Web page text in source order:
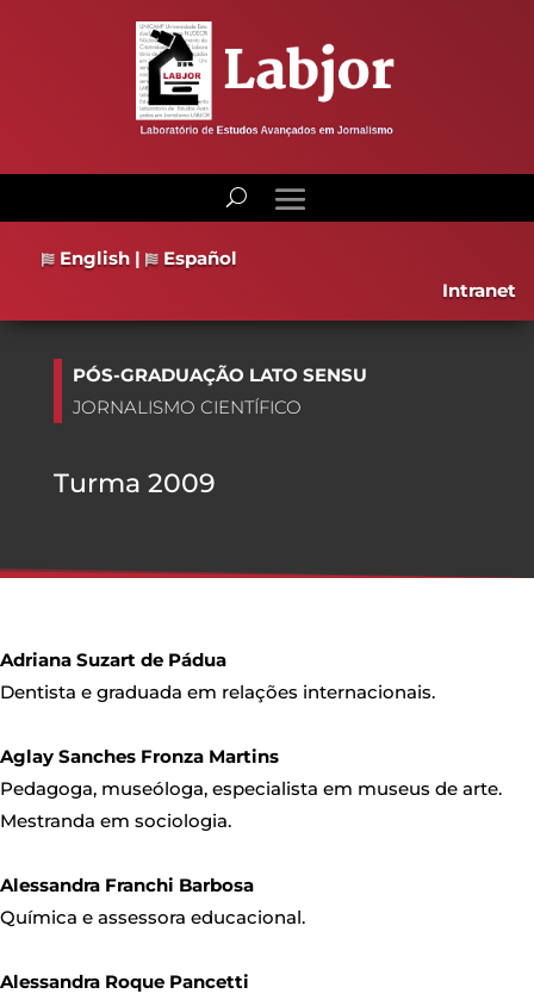
English |
Español
Intranet
PÓS-GRADUAÇÃO LATO SENSU
JORNALISMO CIENTÍFICO
Turma 2009
Adriana Suzart de Pádua
Dentista e graduada em relações internacionais.
Aglay Sanches Fronza Martins
Pedagoga, museóloga, especialista em museus de arte.
Mestranda em sociologia.
Alessandra Franchi Barbosa
Química e assessora educacional.
Alessandra Roque Pancetti